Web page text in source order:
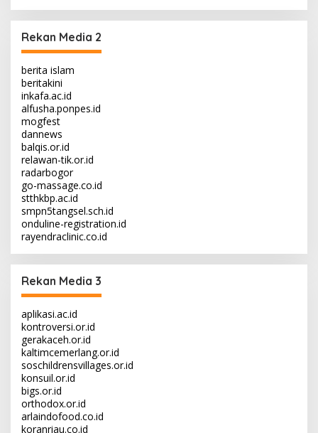
Rekan Media 2
berita islam
beritakini
inkafa.ac.id
alfusha.ponpes.id
mogfest
dannews
balqis.or.id
relawan-tik.or.id
radarbogor
go-massage.co.id
stthkbp.ac.id
smpn5tangsel.sch.id
onduline-registration.id
rayendraclinic.co.id
Rekan Media 3
aplikasi.ac.id
kontroversi.or.id
gerakaceh.or.id
kaltimcemerlang.or.id
soschildrensvillages.or.id
konsuil.or.id
bigs.or.id
orthodox.or.id
arlaindofood.co.id
koranriau.co.id